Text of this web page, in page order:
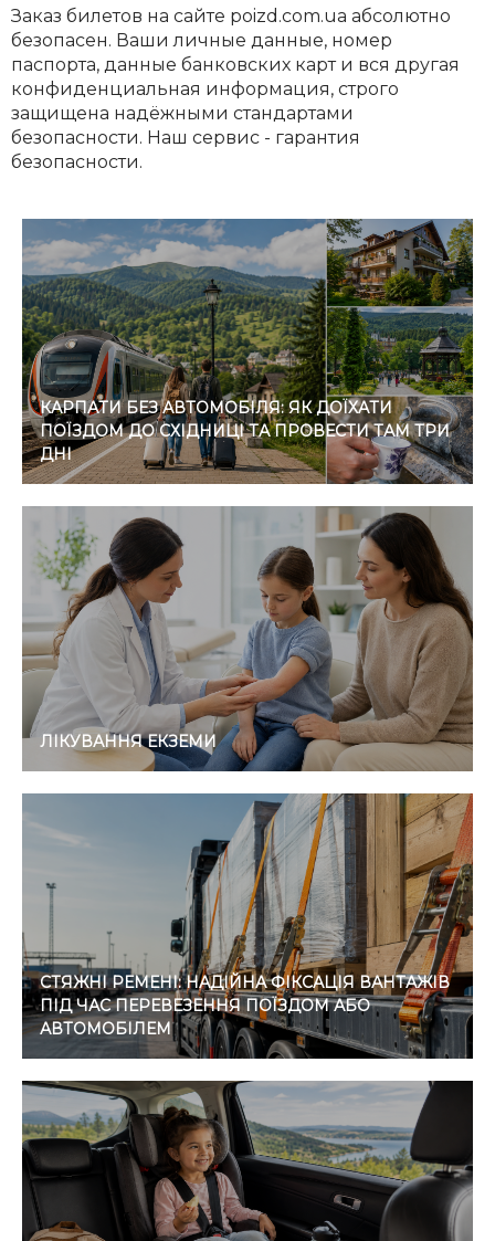
Заказ билетов на сайте poizd.com.ua абсолютно
безопасен. Ваши личные данные, номер
паспорта, данные банковских карт и вся другая
конфиденциальная информация, строго
защищена надёжными стандартами
безопасности. Наш сервис - гарантия
безопасности.
КАРПАТИ БЕЗ АВТОМОБІЛЯ: ЯК ДОЇХАТИ
ПОЇЗДОМ ДО СХІДНИЦІ ТА ПРОВЕСТИ ТАМ ТРИ
ДНІ
ЛІКУВАННЯ ЕКЗЕМИ
СТЯЖНІ РЕМЕНІ: НАДІЙНА ФІКСАЦІЯ ВАНТАЖІВ
ПІД ЧАС ПЕРЕВЕЗЕННЯ ПОЇЗДОМ АБО
АВТОМОБІЛЕМ